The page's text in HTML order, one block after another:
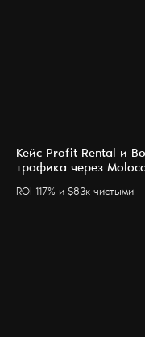
Кейс Profit Rental и
трафика через
ROI 117% и $83к чистыми